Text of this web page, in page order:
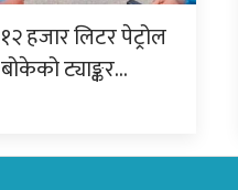
१२ हजार लिटर पेट्रोल
बोकेको ट्याङ्कर…